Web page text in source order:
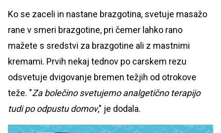
Ko se zaceli in nastane brazgotina, svetuje masažo
rane v smeri brazgotine, pri čemer lahko rano
mažete s sredstvi za brazgotine ali z mastnimi
kremami. Prvih nekaj tednov po carskem rezu
odsvetuje dvigovanje bremen težjih od otrokove
teže. "Za bolečino svetujemo analgetično terapijo
tudi po odpustu domov," je dodala.